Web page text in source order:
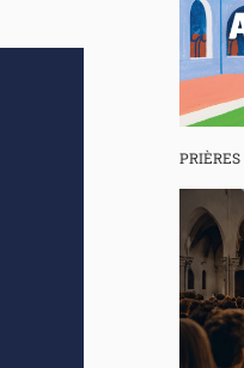
PRIÈRES